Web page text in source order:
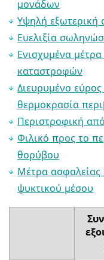
μονάδων
Υψηλή εξωτερική
Ευελιξία
Ενισχυμένα
καταστροφών
Διευρυμένο εύρος
θερμοκρασία
Περιστροφική
Φιλικό προς το
θορύβου
Μέτρα ασφαλείας
ψυκτικού μέσου